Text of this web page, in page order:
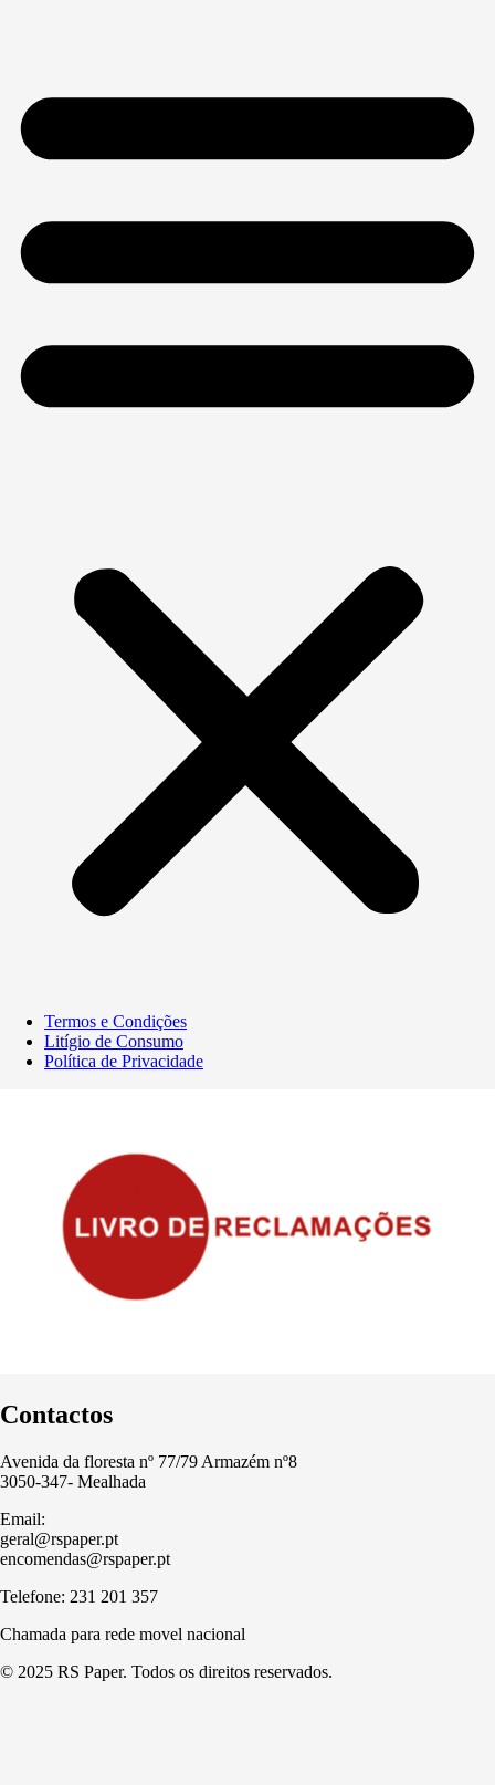
Termos e Condições
Litígio de Consumo
Política de Privacidade
Contactos
Avenida da floresta nº 77/79 Armazém nº8
3050-347- Mealhada
Email:
geral@rspaper.pt
encomendas@rspaper.pt
Telefone: 231 201 357
Chamada para rede movel nacional
© 2025 RS Paper. Todos os direitos reservados.